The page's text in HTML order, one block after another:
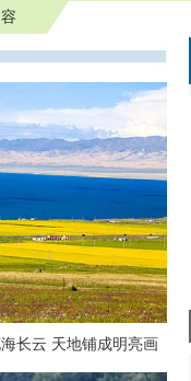
长云 天地铺成明亮画